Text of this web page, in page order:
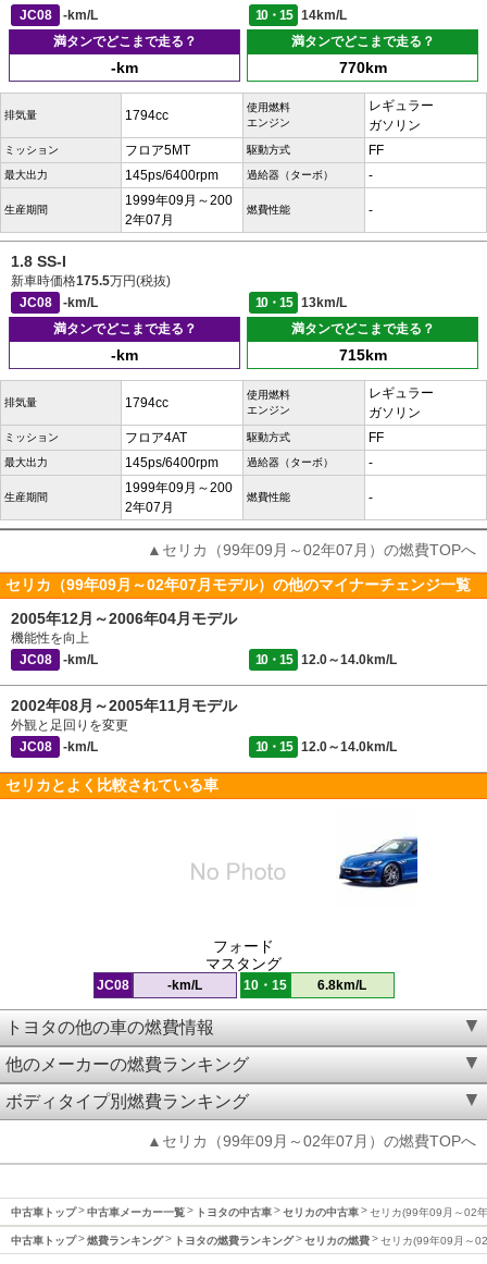
JC08
-km/L 10・15
14km/L
満タンでどこまで走る？
-km
満タンでどこまで走る？
770km
排気量 1794cc
使用燃料
エンジン
レギュラー
ガソリン
ミッション フロア5MT 駆動方式 FF
最大出力 145ps/6400rpm 過給器（ターボ） -
生産期間
1999年09月～200
2年07月
燃費性能 -
1.8 SS-I
新車時価格175.5万円(税抜)
JC08
-km/L 10・15
13km/L
満タンでどこまで走る？
-km
満タンでどこまで走る？
715km
排気量 1794cc
使用燃料
エンジン
レギュラー
ガソリン
ミッション フロア4AT 駆動方式 FF
最大出力 145ps/6400rpm 過給器（ターボ） -
生産期間
1999年09月～200
2年07月
燃費性能 -
▲セリカ（99年09月～02年07月）の燃費TOPへ
セリカ（99年09月～02年07月モデル）の他のマイナーチェンジ一覧
2005年12月～2006年04月モデル
機能性を向上
JC08
-km/L 10・15 12.0～14.0km/L
2002年08月～2005年11月モデル
外観と足回りを変更
JC08
-km/L 10・15 12.0～14.0km/L
セリカとよく比較されている車
フォード
マスタング
JC08 -km/L 10・15 6.8km/L
トヨタの他の車の燃費情報
他のメーカーの燃費ランキング
ボディタイプ別燃費ランキング
▲セリカ（99年09月～02年07月）の燃費TOPへ
中古車トップ 中古車メーカー一覧 トヨタの中古車 セリカの中古車 セリカ(99年09月～02
中古車トップ 燃費ランキング トヨタの燃費ランキング セリカの燃費 セリカ(99年09月～